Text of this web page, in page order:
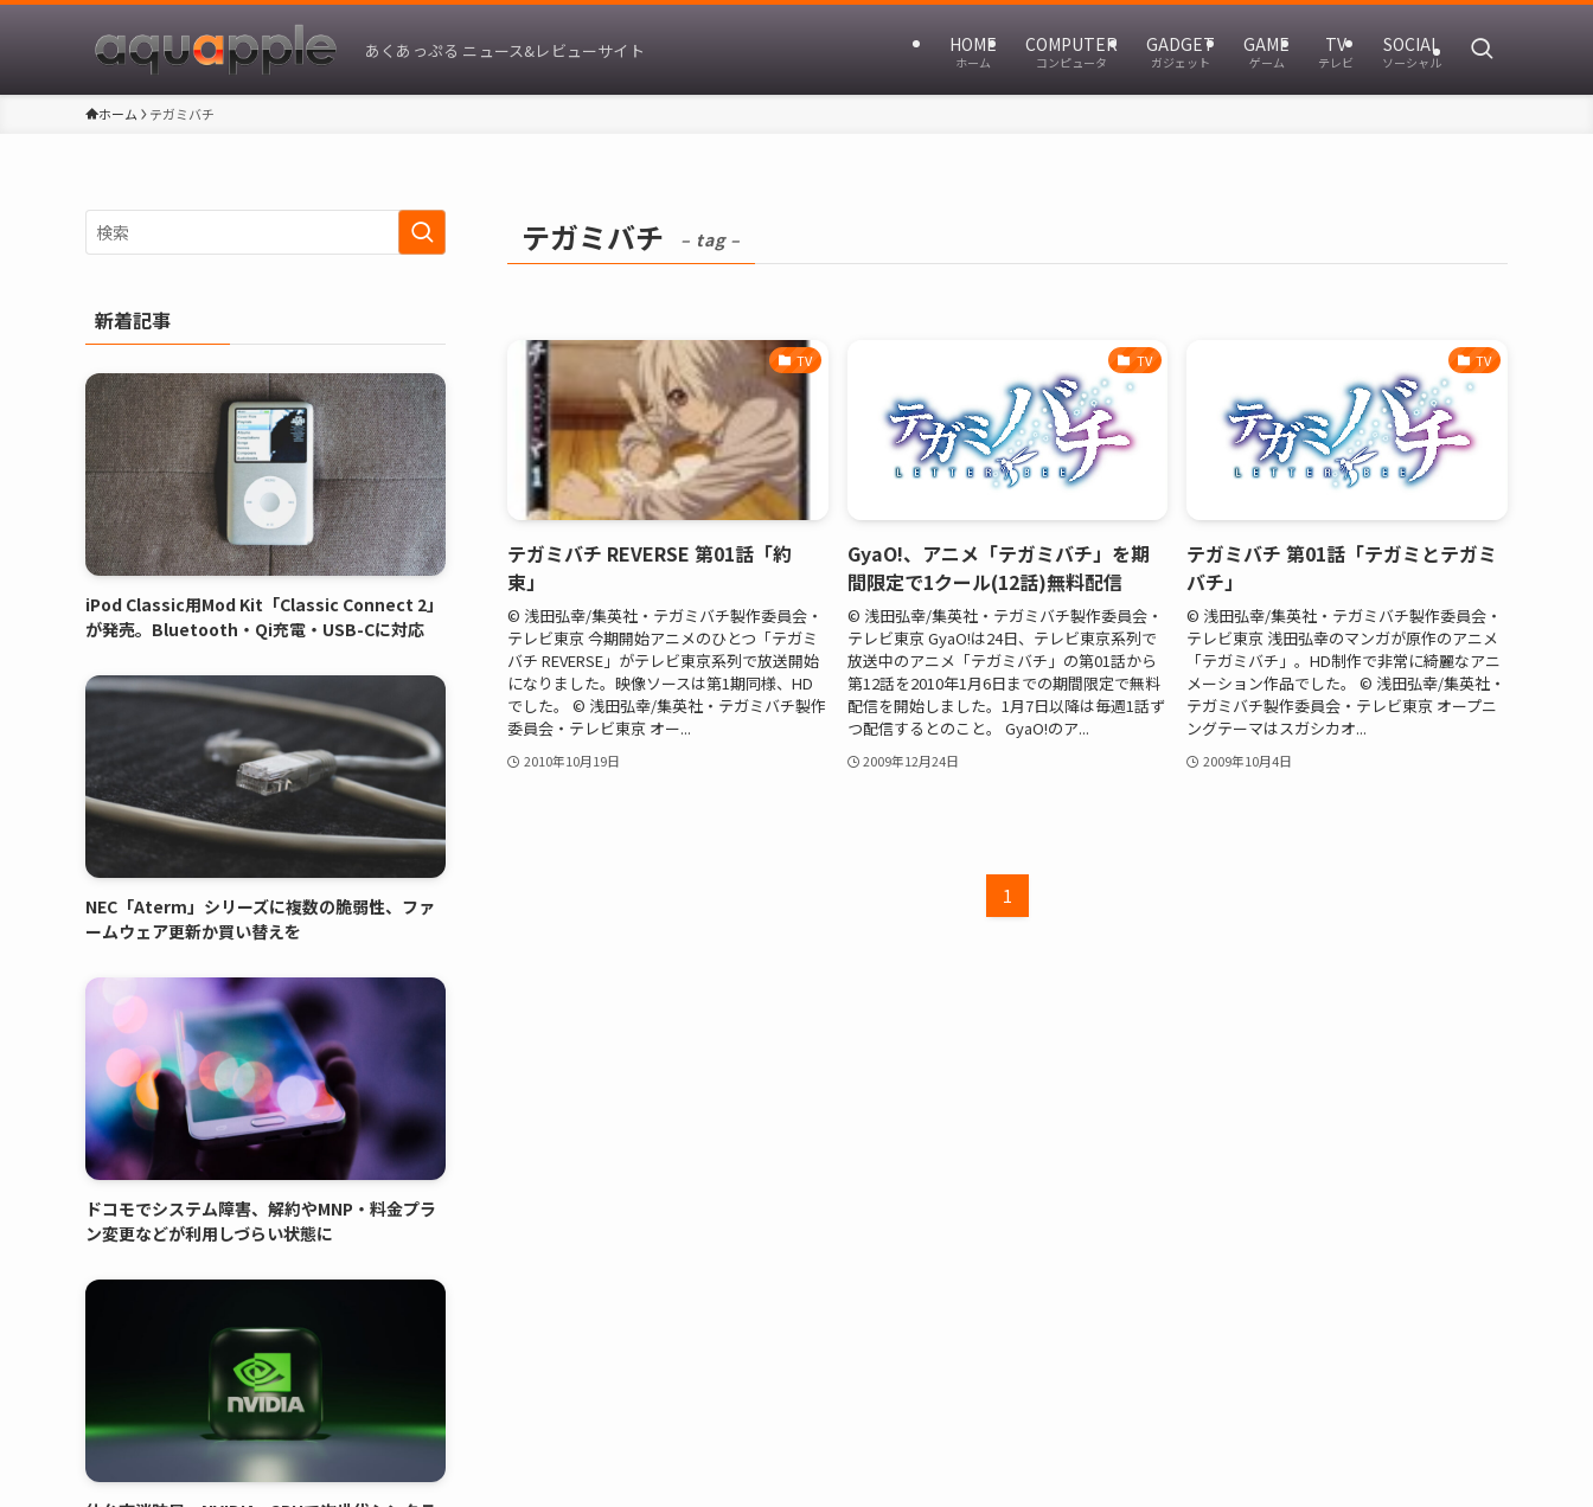
あくあっぷる ニュース&レビューサイト HOME
ホーム
COMPUTER
コンピュータ
GADGET
ガジェット
GAME
ゲーム
TV
テレビ
SOCIAL
ソーシャル
ホーム テガミバチ
テガミバチ – tag –
TV
テガミバチ REVERSE 第01話「約
束」
© 浅田弘幸/集英社・テガミバチ製作委員会・
テレビ東京 今期開始アニメのひとつ「テガミ
バチ REVERSE」がテレビ東京系列で放送開始
になりました。映像ソースは第1期同様、HD
でした。 © 浅田弘幸/集英社・テガミバチ製作
委員会・テレビ東京 オー...
2010年10月19日
TV
GyaO!、アニメ「テガミバチ」を期
間限定で1クール(12話)無料配信
© 浅田弘幸/集英社・テガミバチ製作委員会・
テレビ東京 GyaO!は24日、テレビ東京系列で
放送中のアニメ「テガミバチ」の第01話から
第12話を2010年1月6日までの期間限定で無料
配信を開始しました。1月7日以降は毎週1話ず
つ配信するとのこと。 GyaO!のア...
2009年12月24日
TV
テガミバチ 第01話「テガミとテガミ
バチ」
© 浅田弘幸/集英社・テガミバチ製作委員会・
テレビ東京 浅田弘幸のマンガが原作のアニメ
「テガミバチ」。HD制作で非常に綺麗なアニ
メーション作品でした。 © 浅田弘幸/集英社・
テガミバチ製作委員会・テレビ東京 オープニ
ングテーマはスガシカオ...
2009年10月4日
1
新着記事
iPod Classic用Mod Kit「Classic Connect 2」
が発売。Bluetooth・Qi充電・USB-Cに対応
NEC「Aterm」シリーズに複数の脆弱性、ファ
ームウェア更新か買い替えを
ドコモでシステム障害、解約やMNP・料金プラ
ン変更などが利用しづらい状態に